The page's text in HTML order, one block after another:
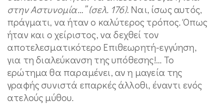
στην Αστυνομία…” (σελ. 176). Ναι, ίσως αυτός,
πράγματι, να ήταν ο καλύτερος τρόπος. Όπως
ήταν και ο χείριστος, να δεχθεί τον
αποτελεσματικότερο Επιθεωρητή-εγγύηση,
για τη διαλεύκανση της υπόθεσης!… Το
ερώτημα θα παραμένει, αν η μαγεία της
γραφής συνιστά επαρκές άλλοθι, έναντι ενός
ατελούς μύθου.